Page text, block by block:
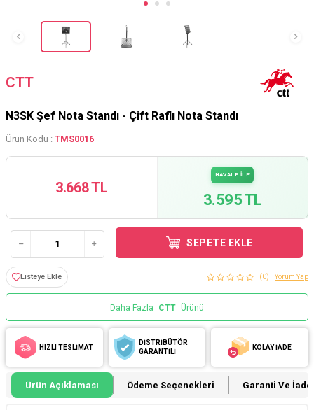
CTT
N3SK Şef Nota Standı - Çift Raflı Nota Standı
Ürün Kodu : TMS0016
3.668 TL
HAVALE İLE
3.595 TL
SEPETE EKLE
Listeye Ekle (0) Yorum Yap
Daha Fazla CTT Ürünü
HIZLI TESLİMAT
DİSTRİBÜTÖR
GARANTİLİ
KOLAY İADE
Ürün Açıklaması Ödeme Seçenekleri Garanti Ve İade